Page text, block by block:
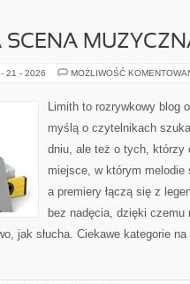
SCENA
21 - 2026 MOŻLIWOŚĆ
Limith to rozrywkowy blog
myślą o czytelnikach
dniu, ale też o tych, którzy
miejsce, w którym
a premiery łączą się z
bez nadęcia, dzięki
jak słucha. Ciekawe kategorie